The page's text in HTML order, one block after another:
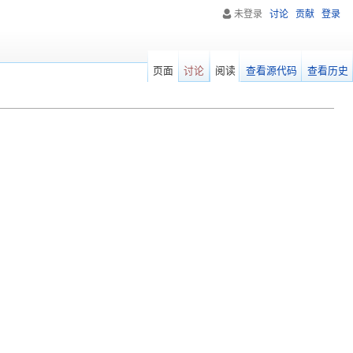
未登录 讨论 贡献 登录
页面 讨论 阅读 查看源代码 查看历史